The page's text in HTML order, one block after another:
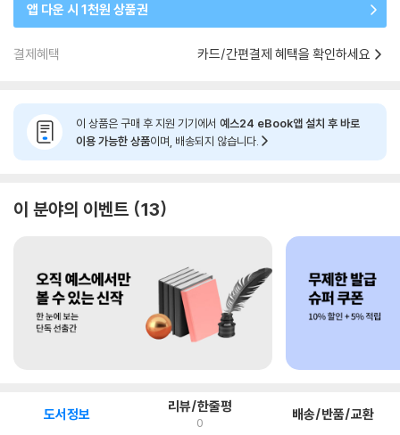
앱 다운 시 1천원 상품권
결제혜택 카드/간편결제 혜택을 확인하세요
이 상품은 구매 후 지원 기기에서 예스24 eBook앱 설치 후 바로
이용 가능한 상품이며, 배송되지 않습니다.
이 분야의 이벤트 13
도서정보 리뷰/한줄평
0 배송/반품/교환